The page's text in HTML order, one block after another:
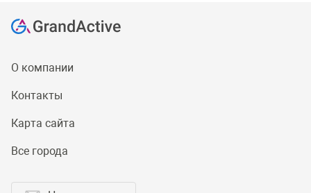
О компании
Контакты
Карта сайта
Все города